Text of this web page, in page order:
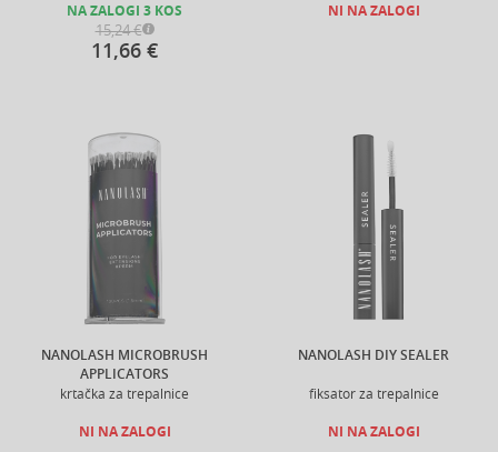
NA ZALOGI 3 KOS
15,24 €
11,66 €
NI NA ZALOGI
NANOLASH MICROBRUSH
APPLICATORS
krtačka za trepalnice
NI NA ZALOGI
NANOLASH DIY SEALER
fiksator za trepalnice
NI NA ZALOGI